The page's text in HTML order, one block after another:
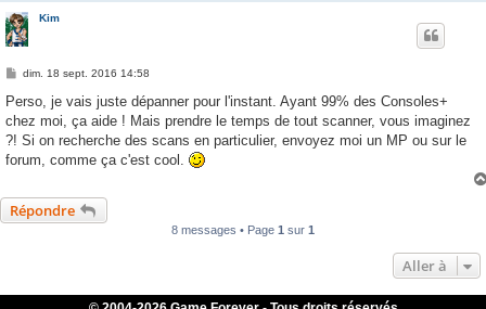
Kim
M
s
a
g
dim. 18 sept. 2016 14:58
Perso, je vais juste dépanner pour l'instant. Ayant 99% des Consoles+
chez moi, ça aide ! Mais prendre le temps de tout scanner, vous imaginez
?! Si on recherche des scans en particulier, envoyez moi un MP ou sur le
forum, comme ça c'est cool.
Répondre
8 messages • Page 1 sur 1
Aller à